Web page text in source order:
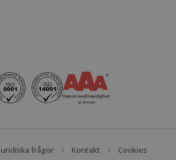
Juridiska frågor Kontakt Cookies